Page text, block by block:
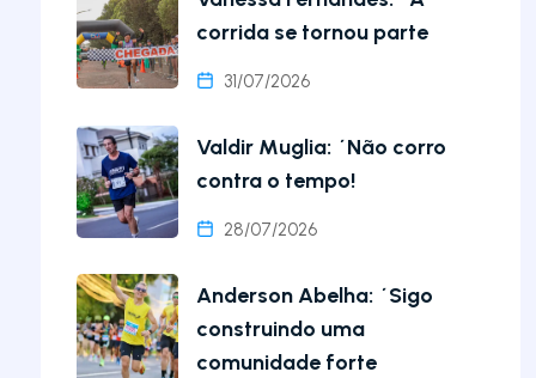
corrida se tornou parte
31/07/2026
Valdir Muglia: ´Não corro
contra o tempo!
28/07/2026
Anderson Abelha: ´Sigo
construindo uma
comunidade forte